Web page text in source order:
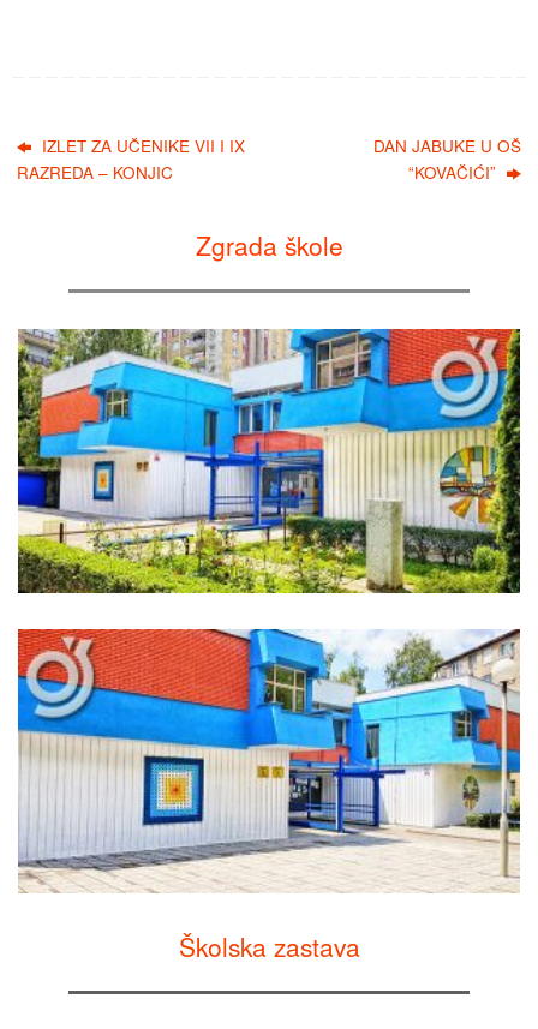
IZLET ZA UČENIKE VII I IX
RAZREDA – KONJIC
DAN JABUKE U OŠ
“KOVAČIĆI”
Zgrada škole
Školska zastava